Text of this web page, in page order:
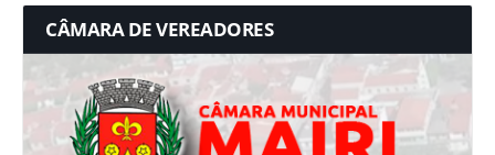
CÂMARA DE VEREADORES